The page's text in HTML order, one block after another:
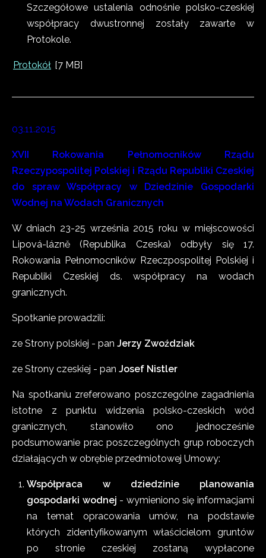
Szczegółowe ustalenia odnośnie polsko-czeskiej
współpracy dwustronnej zostały zawarte w
Protokole.
Protokół [7 MB]
03.11.2015
XVII Rokowania Pełnomocników Rządu
Rzeczypospolitej Polskiej i Rządu Republiki Czeskiej
do spraw Współpracy w Dziedzinie Gospodarki
Wodnej na Wodach Granicznych
W dniach 23-25 września 2015 roku w miejscowości
Lipová-lázně (Republika Czeska) odbyły się 17.
Rokowania Pełnomocników Rzeczpospolitej Polskiej i
Republiki Czeskiej ds. współpracy na wodach
granicznych.
Spotkanie prowadzili:
ze Strony polskiej - pan Jerzy Zwoździak
ze Strony czeskiej - pan Josef Nistler
Na spotkaniu zreferowano poszczególne zagadnienia
istotne z punktu widzenia polsko-czeskich wód
granicznych, stanowiło ono jednocześnie
podsumowanie prac poszczególnych grup roboczych
działających w obrębie przedmiotowej Umowy:
Współpraca w dziedzinie planowania
gospodarki wodnej - wymieniono się informacjami
na temat opracowania umów, na podstawie
których zidentyfikowanym właścicielom gruntów
po stronie czeskiej zostaną wypłacone